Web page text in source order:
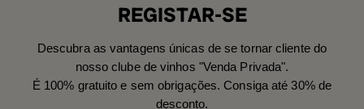
REGISTAR-SE
Descubra as vantagens únicas de se tornar cliente do
nosso clube de vinhos "Venda Privada".
É 100% gratuito e sem obrigações. Consiga até 30% de
desconto.